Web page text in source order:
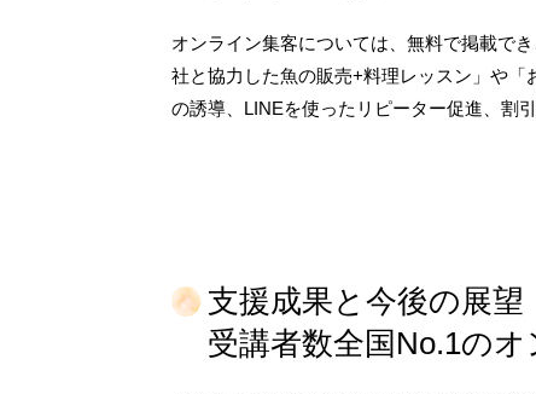
オンライン集客については、無料で掲載で
社と協力した魚の販売+料理レッスン」や
の誘導、LINEを使ったリピーター促進、割
支援成果と今後の展望
受講者数全国No.1の